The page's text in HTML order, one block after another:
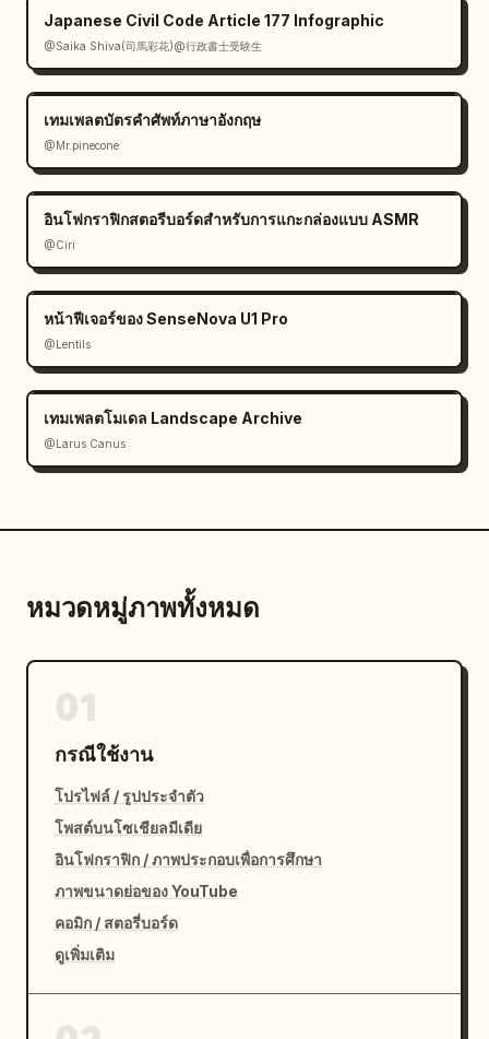
Japanese Civil Code Article 177 Infographic
@Saika Shiva(司馬彩花)@行政書士受験生
เทมเพลตบัตรคำศัพท์ภาษาอังกฤษ
@Mr.pinecone
อินโฟกราฟิกสตอรีบอร์ดสำหรับการแกะกล่องแบบ ASMR
@Ciri
หน้าฟีเจอร์ของ SenseNova U1 Pro
@Lentils
เทมเพลตโมเดล Landscape Archive
@Larus Canus
หมวดหมู่ภาพทั้งหมด
กรณีใช้งาน
โปรไฟล์ / รูปประจำตัว
โพสต์บนโซเชียลมีเดีย
อินโฟกราฟิก / ภาพประกอบเพื่อการศึกษา
ภาพขนาดย่อของ YouTube
คอมิก / สตอรี่บอร์ด
ดูเพิ่มเติม